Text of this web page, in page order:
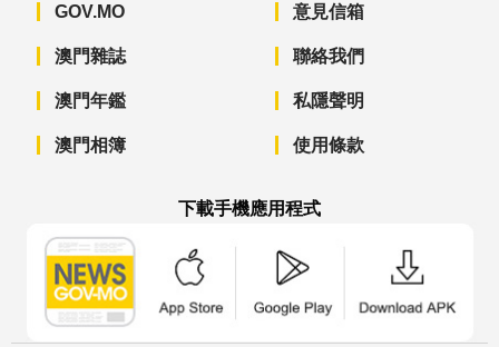
GOV.MO
澳門雜誌
澳門年鑑
澳門相簿
意見信箱
聯絡我們
私隱聲明
使用條款
下載手機應用程式